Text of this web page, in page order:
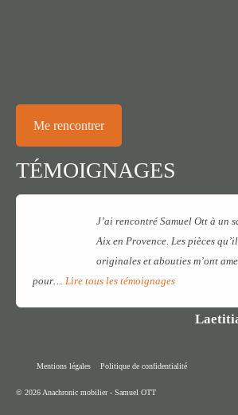
Me rencontrer
TÉMOIGNAGES
J’ai rencontré Samuel Ott à un
Aix en Provence. Les pièces
originales et abouties m’ont
pour… Lire tous les témoignages
Mentions légales Politique de confidentialité
© 2026 Anachronic mobilier - Samuel OTT